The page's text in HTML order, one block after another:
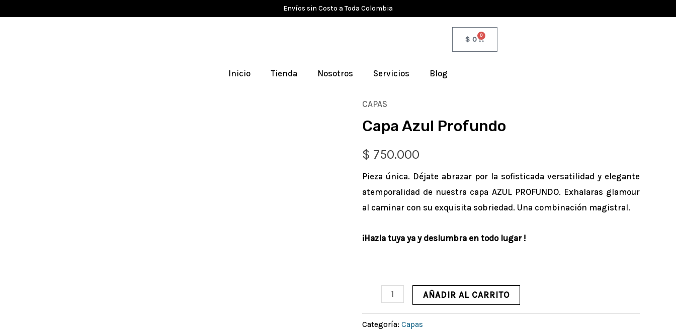
Envíos sin Costo a Toda Colombia
$ 0 0CART
Inicio Tienda Nosotros Servicios Blog
CAPAS
Capa Azul Profundo
$ 750.000
Pieza única. Déjate abrazar por la sofisticada versatilidad y elegante
atemporalidad de nuestra capa AZUL PROFUNDO. Exhalaras glamour
al caminar con su exquisita sobriedad. Una combinación magistral.
¡Hazla tuya ya y deslumbra en todo lugar !
Capa
Azul
cantidad
AÑADIR AL CARRITO
Categoría: Capas